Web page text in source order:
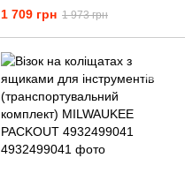
Rockforce RF-GZS70A
1 709 грн 1 973 грн